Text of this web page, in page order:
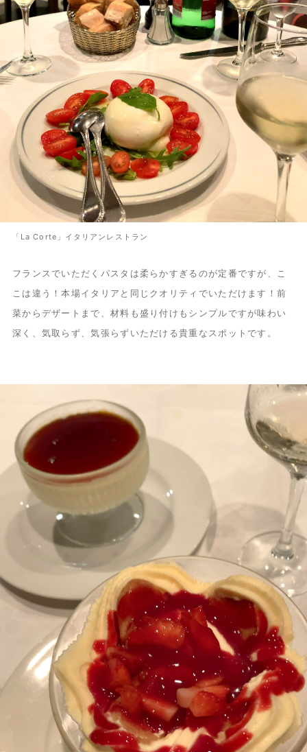
「La Corte」イタリアンレストラン
フランスでいただくパスタは柔らかすぎるのが定番ですが、こ
こは違う！本場イタリアと同じクオリティでいただけます！前
菜からデザートまで、材料も盛り付けもシンプルですが味わい
深く、気取らず、気張らずいただける貴重なスポットです。